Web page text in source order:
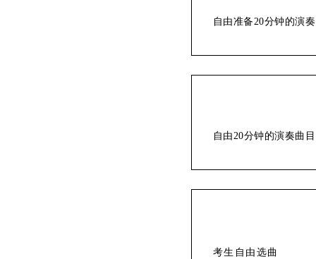
自由准备20分钟的演
自由20分钟的演奏曲目
考生自由选曲